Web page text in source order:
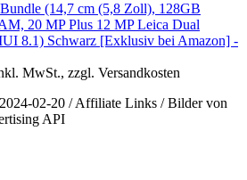
(14,7 cm (5,8 Zoll), 128GB
20 MP Plus 12 MP Leica Dual
8.1) Schwarz [Exklusiv bei Amazon] -
MwSt., zzgl. Versandkosten
02-20 / Affiliate Links / Bilder von
API